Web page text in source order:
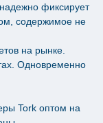
фиксирует
содержимое не
на рынке.
Одновременно
Tork оптом на